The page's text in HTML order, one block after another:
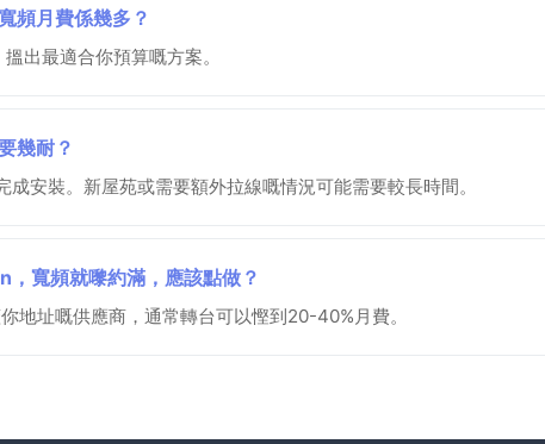
頻月費係幾多？
出最適合你預算嘅方案。
幾耐？
安裝。新屋苑或需要額外拉線嘅情況可能需要較長時間。
寬頻就嚟約滿，應該點做？
地址嘅供應商，通常轉台可以慳到20-40%月費。